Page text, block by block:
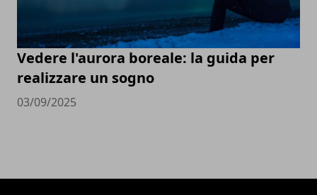
Vedere l'aurora boreale: la guida per
realizzare un sogno
03/09/2025